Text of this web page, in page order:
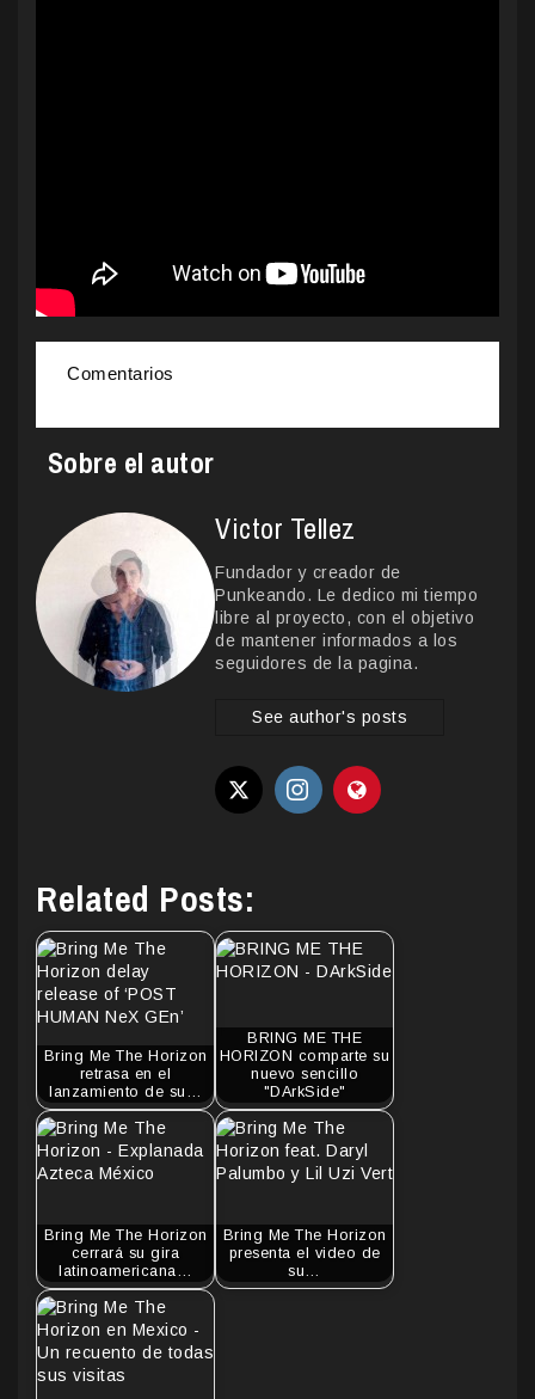
Comentarios
Sobre el autor
Victor Tellez
Fundador y creador de
Punkeando. Le dedico mi tiempo
libre al proyecto, con el objetivo
de mantener informados a los
seguidores de la pagina.
See author's posts
Related Posts:
Bring Me The Horizon
retrasa en el
lanzamiento de su…
BRING ME THE
HORIZON comparte su
nuevo sencillo
"DArkSide"
Bring Me The Horizon
cerrará su gira
latinoamericana…
Bring Me The Horizon
presenta el video de
su…